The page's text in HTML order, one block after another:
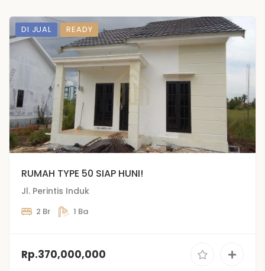
DI JUAL READY
RUMAH TYPE 50 SIAP HUNI!
Jl. Perintis Induk
2 Br 1 Ba
Rp.370,000,000